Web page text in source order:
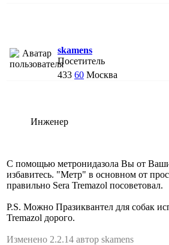
skamens
Посетитель
433 60 Москва
Инженер
С помощью метронидазола Вы от
избавитесь. "Метр" в основном от
правильно Sera Tremazol посоветовал.
P.S. Можно Празиквантел для собак
Tremazol дорого.
Изменено 2.2.14 автор skamens